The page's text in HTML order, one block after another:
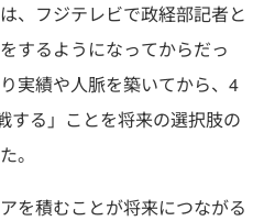
、フジテレビで政経部記者と
するようになってからだっ
実績や人脈を築いてから、4
する」ことを将来の選択肢の
。
を積むことが将来につながる